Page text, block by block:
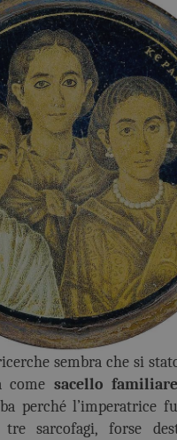
sembra che si
come sacello
perché l’imperatrice
sarcofagi, forse